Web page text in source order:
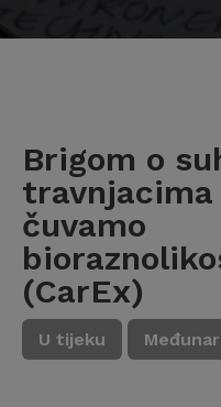
Brigom o
travnjacima
čuvamo
(CarEx)
U tijeku